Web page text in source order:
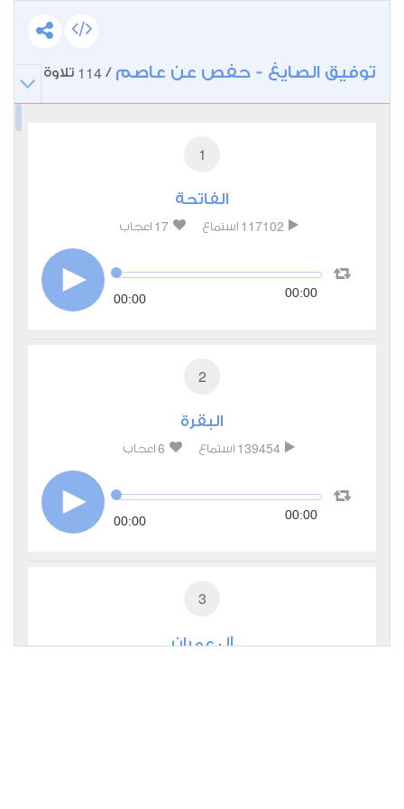
توفيق الصايغ - حفص عن عاصم /
114 تلاوة
1
الفاتحة
117102 استماع 17 اعجاب
00:00 00:00
2
البقرة
139454 استماع 6 اعجاب
00:00 00:00
3
آل عمران